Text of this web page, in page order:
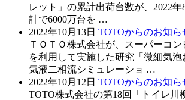
レット」の累計出荷台数が、2022
計で6000万台を …
2022年10月13日 TOTOからのお知ら
ＴＯＴＯ株式会社が、スーパーコン
を利用して実施した研究「微細気
気液二相流シミュレーショ …
2022年10月12日 TOTOからのお知ら
TOTO株式会社の第18回「トイレ川